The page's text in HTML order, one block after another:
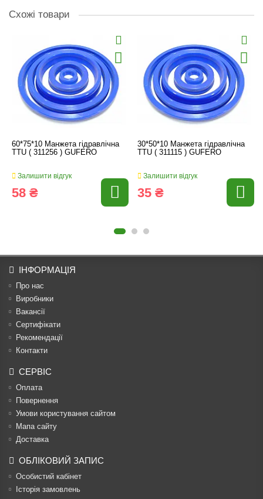
Схожі товари
60*75*10 Манжета гідравлічна
TTU ( 311256 ) GUFERO
Залишити відгук
58 ₴
30*50*10 Манжета гідравлічна
TTU ( 311115 ) GUFERO
Залишити відгук
35 ₴
ІНФОРМАЦІЯ
Про нас
Виробники
Вакансії
Сертифікати
Рекомендації
Контакти
СЕРВІС
Оплата
Повернення
Умови користування сайтом
Мапа сайту
Доставка
ОБЛІКОВИЙ ЗАПИС
Особистий кабінет
Історія замовлень